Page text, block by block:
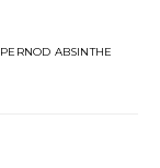
PERNOD ABSINTHE